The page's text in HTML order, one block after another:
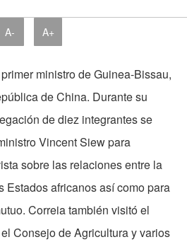
A- A+
ministro de Guinea-Bissau,
de China. Durante su
de diez integrantes se
Vincent Siew para
sobre las relaciones entre la
Estados africanos así como para
Correia también visitó el
Consejo de Agricultura y varios